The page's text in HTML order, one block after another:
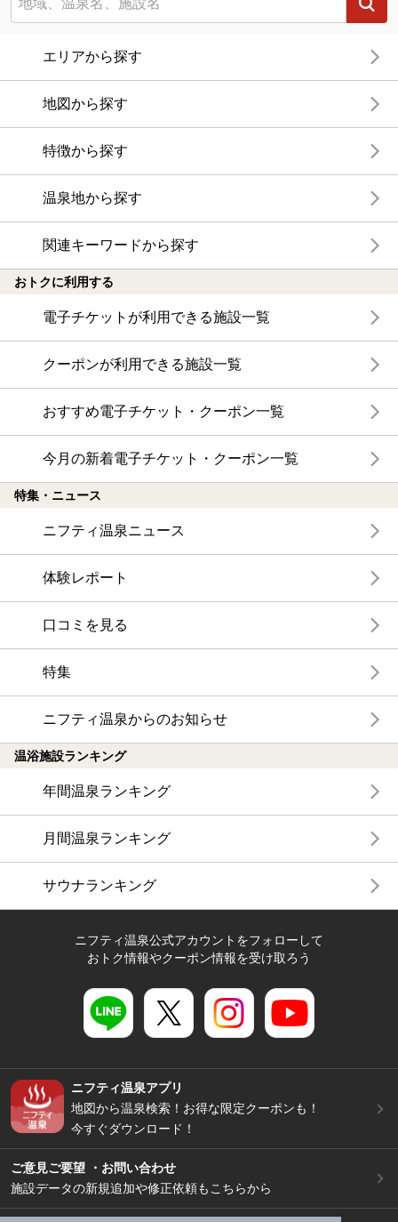
エリアから探す
地図から探す
特徴から探す
温泉地から探す
関連キーワードから探す
おトクに利用する
電子チケットが利用できる施設一覧
クーポンが利用できる施設一覧
おすすめ電子チケット・クーポン一覧
今月の新着電子チケット・クーポン一覧
特集・ニュース
ニフティ温泉ニュース
体験レポート
口コミを見る
特集
ニフティ温泉からのお知らせ
温浴施設ランキング
年間温泉ランキング
月間温泉ランキング
サウナランキング
ニフティ温泉公式アカウントをフォローして
おトク情報やクーポン情報を受け取ろう
ニフティ温泉アプリ
地図から温泉検索！お得な限定クーポンも！
今すぐダウンロード！
ご意見ご要望 ・お問い合わせ
施設データの新規追加や修正依頼もこちらから